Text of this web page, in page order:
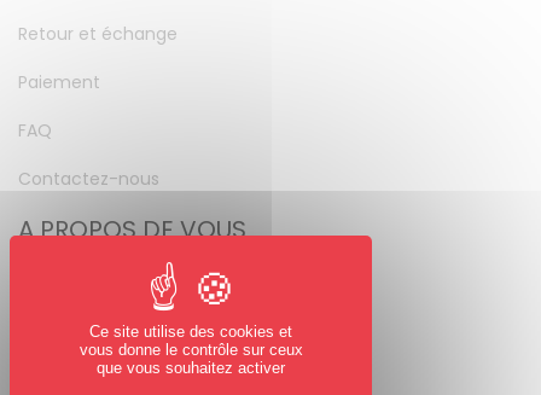
Retour et échange
Paiement
FAQ
Contactez-nous
A PROPOS DE VOUS
Mot de passe perdu
NOUS SUIVRE
Ce site utilise des cookies et
vous donne le contrôle sur ceux
que vous souhaitez activer